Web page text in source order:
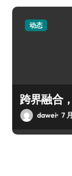
动态
跨界融合
dawei 7